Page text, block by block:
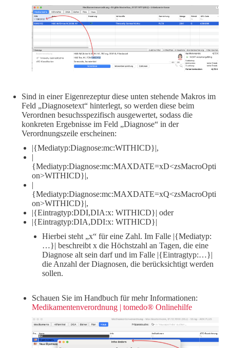
Sind in einer Eigenrezeptur diese unten stehende Makros im
Feld „Diagnosetext“ hinterlegt, so werden diese beim
Verordnen besuchsspezifisch ausgewertet, sodass die
konkreten Ergebnisse im Feld „Diagnose“ in der
Verordnungszeile erscheinen:
|{Mediatyp:Diagnose:mc:WITHICD}|,
|
{Mediatyp:Diagnose:mc:MAXDATE=xD<zsMacroOpti
on>WITHICD}|,
|
{Mediatyp:Diagnose:mc:MAXDATE=xQ<zsMacroOpti
on>WITHICD}|,
|{Eintragtyp:DDI,DIA:x: WITHICD}| oder
|{Eintragtyp:DIA,DDI:x: WITHICD}|
Hierbei steht „x“ für eine Zahl. Im Falle |{Mediatyp:
…}| beschreibt x die Höchstzahl an Tagen, die eine
Diagnose alt sein darf und im Falle |{Eintragtyp:…}|
die Anzahl der Diagnosen, die berücksichtigt werden
sollen.
Schauen Sie im Handbuch für mehr Informationen:
Medikamentenverordnung | tomedo® Onlinehilfe